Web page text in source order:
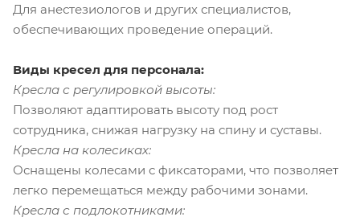
Для анестезиологов и других специалистов,
обеспечивающих проведение операций.
Виды кресел для персонала:
Кресла с регулировкой высоты:
Позволяют адаптировать высоту под рост
сотрудника, снижая нагрузку на спину и суставы.
Кресла на колесиках:
Оснащены колесами с фиксаторами, что позволяет
легко перемещаться между рабочими зонами.
Кресла с подлокотниками: